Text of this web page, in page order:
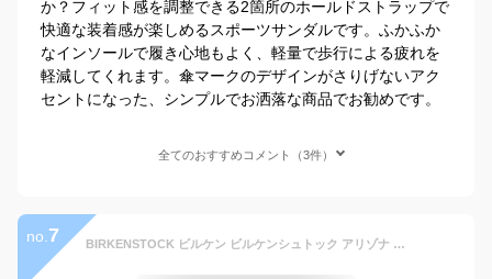
か？フィット感を調整できる2箇所のホールドストラップで
快適な装着感が楽しめるスポーツサンダルです。ふかふか
なインソールで履き心地もよく、軽量で歩行による疲れを
軽減してくれます。傘マークのデザインがさりげないアク
セントになった、シンプルでお洒落な商品でお勧めです。
全てのおすすめコメント（3件）
no. 7 BIRKENSTOCK ビルケン ビルケンシュトック アリゾナ EVA サンダル メンズ レディース 黒 ブラック 白 ホワイト ARIZONA EVA 普通幅 細幅 コンフォートサンダル おしゃれ 履きやすい 軽い 軽量 オフィス 社内 ブルー ネイビー 紺 カーキ シルバー